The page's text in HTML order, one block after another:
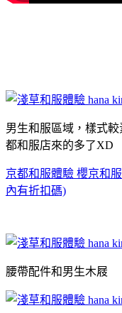
男生和服區域，樣式較
都和服店來的多了XD
京都和服體驗 櫻京和
內有折扣碼)
腰帶配件和男生木屐